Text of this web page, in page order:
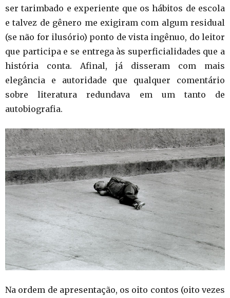
ser tarimbado e experiente que os hábitos de escola
e talvez de gênero me exigiram com algum residual
(se não for ilusório) ponto de vista ingênuo, do leitor
que participa e se entrega às superficialidades que a
história conta. Afinal, já disseram com mais
elegância e autoridade que qualquer comentário
sobre literatura redundava em um tanto de
autobiografia.
Na ordem de apresentação, os oito contos (oito vezes